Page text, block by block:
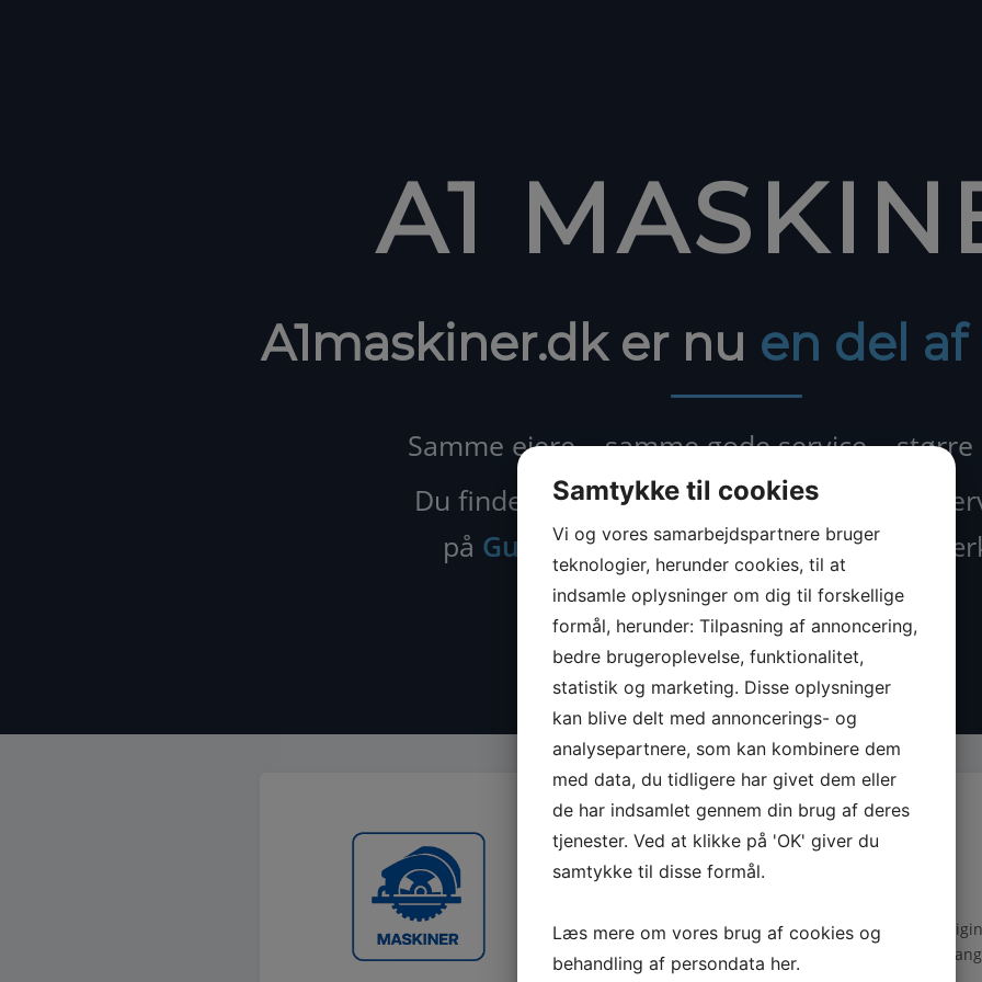
A1
A1maskiner.dk er nu en del
Samme ejere – samme gode service – større
Du finder nu alle maskiner, tilbehør og
på Guede.dk– din specialist i
TILBEHØR
Find det rette tilbehør der
matcher dine maskiner.
Samtykke til cookies
Vi og vores samarbejdspartnere bruger
teknologier, herunder cookies, til at
indsamle oplysninger om dig til forskellige
formål, herunder: Tilpasning af annoncering,
bedre brugeroplevelse, funktionalitet,
statistik og marketing. Disse oplysninger
kan blive delt med annoncerings- og
analysepartnere, som kan kombinere dem
med data, du tidligere har givet dem eller
de har indsamlet gennem din brug af deres
tjenester. Ved at klikke på 'OK' giver du
samtykke til disse formål.
Læs mere om vores brug af cookies og
behandling af persondata her.